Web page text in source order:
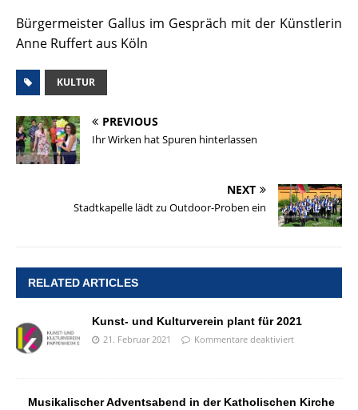
Bürgermeister Gallus im Gespräch mit der Künstlerin
Anne Ruffert aus Köln
KULTUR
PREVIOUS
Ihr Wirken hat Spuren hinterlassen
NEXT
Stadtkapelle lädt zu Outdoor-Proben ein
RELATED ARTICLES
Kunst- und Kulturverein plant für 2021
21. Februar 2021 Kommentare deaktiviert
Musikalischer Adventsabend in der Katholischen Kirche